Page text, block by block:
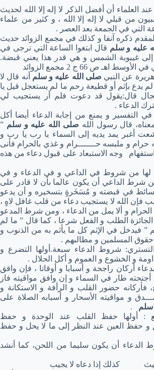
العلماء أن أفضل الذكر لا إله إلا الله لحديث
من قبلي لا إله إلا الله ، و كثير من علماء
التي في الجمعة بعد العصر .
ذكره آنفا و كذلك في مجمع الزوائد حديث
عليه و سلم قال ابتغوا الساعة التي ترجى في
إلى غيبوبة الشمس و هي قدر هذا يعني قبضة.
اهـ ص 66 ج 2 مجمع الزوائد
عن النبي صلى الله عليه و سلم أنه قال لا
يدع بإثم أو قطيعة رحم ما لم يستعجل قيل يا
قال:يقول قد دعوت فلم أر يستجيب لي
الدعاء .
التفسير و يمنع من إجابة الدعاء أيضا أكل
قال رسول الله صلى الله عليه و سلم ”
أغبر يمد يديه إلى السماء يا رب يا رب و
و ملبسه حـــــــرام و غذي بالحرام فأنى
وجه الاستبعاد على قبول دعاء من هذه
بد لها من شروط في الداعي و في الدعاء و في
شرط الداعي أن يكون عالما بأن لا قادر على
في قبضته و مُسَخَرةٍ بتسخيره و أن يدعو
فإن الله لا يستجيب دعاء من قلب غافل لاهٍ ،
الحرام و ألا يمل من الدعاء ، ومن شرط المدعو
الطلب و الفعل شرعا ، كما قال ” ما لم
” فيدخل في الإثم كل ما يأثم به من الذنوب و
المسلمين و مطالبهم .
شروط الدعاء سبعة.أولها التضرع و
و الخشوع و العموم و أكل الحلال .
أركان راجحة و أسبابا و أوقاتا ، فإن وافق
أجنحته طار في السماء و إن وافق مواقيته فاز
فأركانه حضور القلب و الرأفة و الاستكانة و
و مواقيته الأسحار و أسبابه الصلاة على
سلم
.
: أولها حفظ القلب عند الوحدة و حفظ
و حفظ العين عند النظر إلى ما لا يحل و حفظ
أن يكون سليما من اللحن، كما أنشد
كذلك إذا دعاه لا يجيب